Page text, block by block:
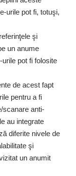
urile pot fi, totuşi,
şi
un anume
pot fi folosite
de acest fapt
pentru a fi
scanare anti-
au integrate
diferite nivele de
şi
un anumit